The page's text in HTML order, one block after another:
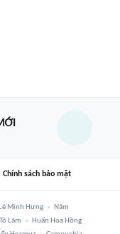
Chính sách bảo mật
Minh Hưng
Năm
Tô Lâm
Huấn Hoa Hồng